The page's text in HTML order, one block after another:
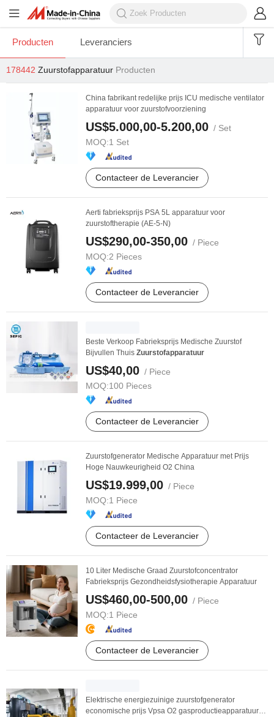
Producten Leveranciers
178442 Zuurstofapparatuur Producten
China fabrikant redelijke prijs ICU medische ventilator
apparatuur voor zuurstofvoorziening
US$5.000,00-5.200,00 / Set
MOQ:1 Set
Contacteer de Leverancier
Aerti fabrieksprijs PSA 5L apparatuur voor
zuurstoftherapie (AE-5-N)
US$290,00-350,00 / Piece
MOQ:2 Pieces
Contacteer de Leverancier
Beste Verkoop Fabrieksprijs Medische Zuurstof
Bijvullen Thuis Zuurstofapparatuur
US$40,00 / Piece
MOQ:100 Pieces
Contacteer de Leverancier
Zuurstofgenerator Medische Apparatuur met Prijs
Hoge Nauwkeurigheid O2 China
US$19.999,00 / Piece
MOQ:1 Piece
Contacteer de Leverancier
10 Liter Medische Graad Zuurstofconcentrator
Fabrieksprijs Gezondheidsfysiotherapie Apparatuur
US$460,00-500,00 / Piece
MOQ:1 Piece
Contacteer de Leverancier
Elektrische energiezuinige zuurstofgenerator
economische prijs Vpsa O2 gasproductieapparatuur